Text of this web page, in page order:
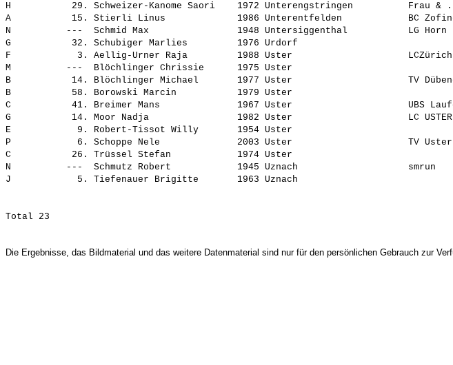
H           29. Schweizer-Kanome Saori
1972 Unterengstringen
A           15. Stierli Linus
1986 Unterentfelden            BC
N          --- Schmid Max
1948 Untersiggenthal
G           32. Schubiger Marlies
1976 Urdorf
F            3. Aellig-Urner Raja
1988 Uster
M          --- Blöchlinger Chrissie
1975 Uster
B           14. Blöchlinger Michael
1977 Uster                     TV
B           58. Borowski Marcin
1979 Uster
C           41. Breimer Mans
1967 Uster                     UBS
G           14. Moor Nadja
1982 Uster                     LC
E            9. Robert-Tissot Willy
1954 Uster
P            6. Schoppe Nele
2003 Uster                     TV
C           26. Trüssel Stefan
1974 Uster
N          --- Schmutz Robert
1945 Uznach
J            5. Tiefenauer Brigitte
Die Ergebnisse, das Bildmaterial und das weitere Datenmaterial sind nur für den persönlichen Gebrauch zur